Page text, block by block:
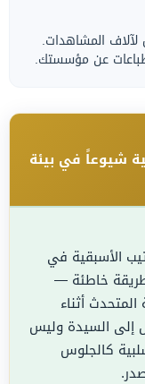
المشاهدات.
عن مؤسستك.
شيوعاً في بيئة
ترتيب الأسبقية في
بطريقة خاطئة —
(3) مقاطعة المتحدث أثناء
إلى السيدة وليس
كالجلوس